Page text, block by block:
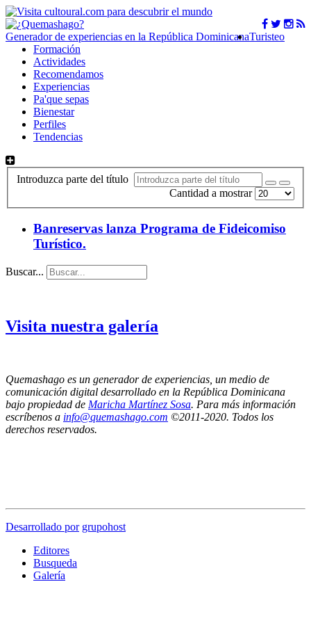
Generador de experiencias en la República DominicanaTuristeo
Formación
Actividades
Recomendamos
Experiencias
Pa'que sepas
Bienestar
Perfiles
Tendencias
Introduzca parte del título
Cantidad a mostrar
Banreservas lanza Programa de Fideicomiso
Turístico.
Buscar...
Visita nuestra galería
Quemashago es un generador de experiencias, un medio de
comunicación digital desarrollado en la República Dominicana
bajo propiedad de Maricha Martínez Sosa. Para más información
escríbenos a info@quemashago.com ©2011-2020. Todos los
derechos reservados.
Desarrollado por grupohost
Editores
Busqueda
Galería